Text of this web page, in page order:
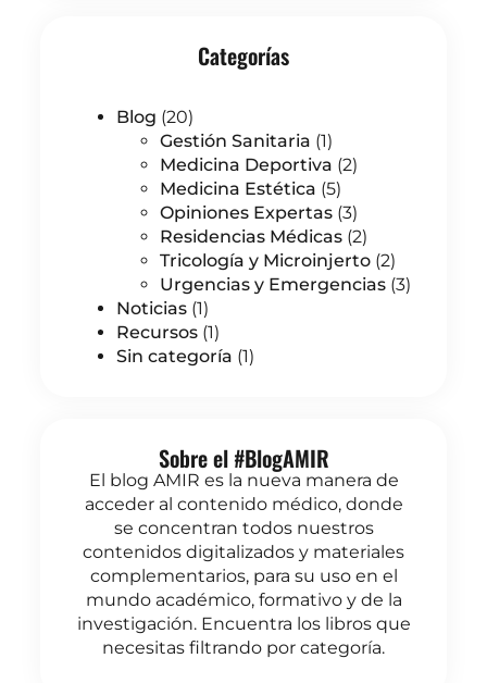
Categorías
Blog (20)
Gestión Sanitaria (1)
Medicina Deportiva (2)
Medicina Estética (5)
Opiniones Expertas(3)
Residencias Médicas(2)
Tricología y Microinjerto(2)
Urgencias y Emergencias(3)
Noticias(1)
Recursos(1)
Sin categoría (1)
Sobre el #BlogAMIR
El blog AMIR es la nueva manera de
acceder al contenido médico, donde
se concentran todos nuestros
contenidos digitalizados y materiales
complementarios, para su uso en el
mundo académico, formativo y de la
investigación. Encuentra los libros que
necesitas filtrando por categoría.